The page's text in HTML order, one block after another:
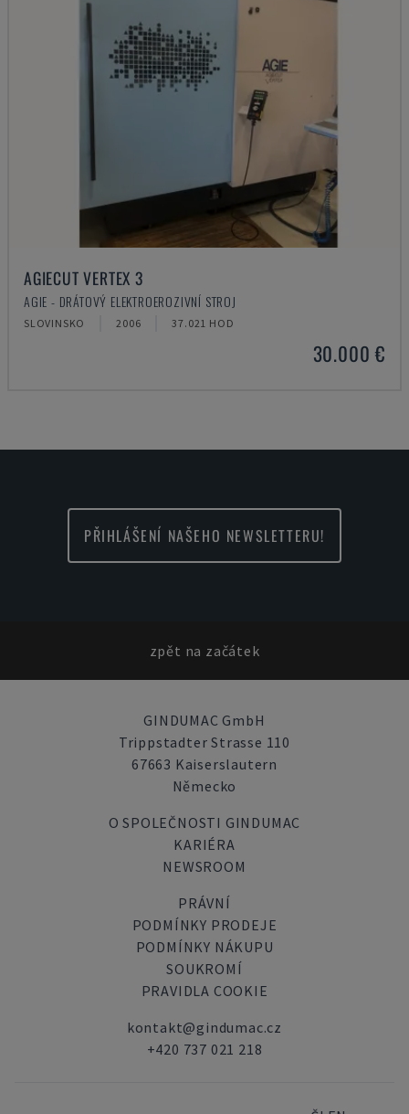
AGIECUT VERTEX 3
AGIE - DRÁTOVÝ ELEKTROEROZIVNÍ STROJ
SLOVINSKO 2006 37.021 HOD
30.000 €
PŘIHLÁŠENÍ NAŠEHO NEWSLETTERU!
zpět na začátek
GINDUMAC GmbH
Trippstadter Strasse 110
67663 Kaiserslautern
Německo
O SPOLEČNOSTI GINDUMAC
KARIÉRA
NEWSROOM
PRÁVNÍ
PODMÍNKY PRODEJE
PODMÍNKY NÁKUPU
SOUKROMÍ
PRAVIDLA COOKIE
kontakt@gindumac.cz
+420 737 021 218